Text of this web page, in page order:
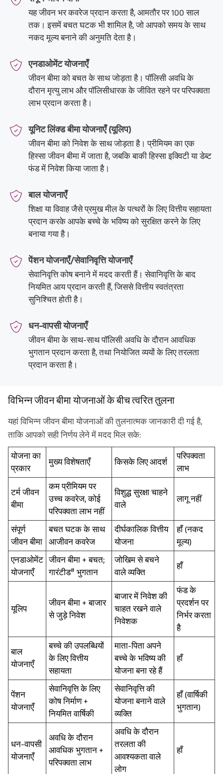
यह जीवन भर कवरेज प्रदान करता है, आमतौर पर 100 साल
तक। इसमें बचत घटक भी शामिल है, जो आपको समय के साथ
नकद मूल्य बनाने की अनुमति देता है।
एनडाओमेंट योजनाएँ
जीवन बीमा को बचत के साथ जोड़ता है। पॉलिसी अवधि के
दौरान मृत्यु लाभ और पॉलिसीधारक के जीवित रहने पर परिपक्वता
लाभ प्रदान करता है।
यूनिट लिंक्ड बीमा योजनाएँ (यूलिप)
जीवन बीमा को निवेश के साथ जोड़ता है। प्रीमियम का एक
हिस्सा जीवन बीमा में जाता है, जबकि बाकी हिस्सा इक्विटी या डेब्ट
फंड में निवेश किया जाता है।
बाल योजनाएँ
शिक्षा या विवाह जैसे प्रमुख मील के पत्थरों के लिए वित्तीय सहायता
प्रदान करके आपके बच्चे के भविष्य को सुरक्षित करने के लिए
बनाया गया है।
पेंशन योजनाएँ/सेवानिवृत्ति योजनाएँ
सेवानिवृत्ति कोष बनाने में मदद करती हैं। सेवानिवृत्ति के बाद
नियमित आय प्रदान करती हैं, जिससे वित्तीय स्वतंत्रता
सुनिश्चित होती है।
धन-वापसी योजनाएँ
जीवन बीमा के साथ-साथ पॉलिसी अवधि के दौरान आवधिक
भुगतान प्रदान करता है, तथा नियोजित व्ययों के लिए तरलता
प्रदान करता है।
विभिन्न जीवन बीमा योजनाओं के बीच त्वरित तुलना
यहां विभिन्न जीवन बीमा योजनाओं की तुलनात्मक जानकारी दी गई है,
ताकि आपको सही निर्णय लेने में मदद मिल सके:
योजना का
प्रकार
मुख्य विशेषताएँ किसके लिए आदर्श
परिपक्वता
लाभ
टर्म जीवन
बीमा
कम प्रीमियम पर
उच्च कवरेज, कोई
परिपक्वता लाभ नहीं
विशुद्ध सुरक्षा चाहने
वाले
लागू नहीं
संपूर्ण
जीवन बीमा
बचत घटक के साथ
आजीवन कवरेज
दीर्घकालिक वित्तीय
योजना
हाँ (नकद
मूल्य)
एनडाओमेंट
योजनाएँ
जीवन बीमा + बचत;
गारंटीड# भुगतान
जोखिम से बचने
वाले व्यक्ति
हाँ
यूलिप
जीवन बीमा + बाजार
से जुड़े निवेश
बाजार में निवेश की
चाहत रखने वाले
निवेशक
फंड के
प्रदर्शन पर
निर्भर करता
है
बाल
योजनाएँ
बच्चे की उपलब्धियों
के लिए वित्तीय
सहायता
माता-पिता अपने
बच्चे के भविष्य की
योजना बना रहे हैं
हाँ
पेंशन
योजनाएँ
सेवानिवृत्ति के लिए
कोष निर्माण +
नियमित वार्षिकी
सेवानिवृत्ति की
योजना बनाने वाले
व्यक्ति
हाँ (वार्षिकी
भुगतान)
धन-वापसी
योजनाएँ
अवधि के दौरान
आवधिक भुगतान +
परिपक्वता लाभ
अवधि के दौरान
तरलता की
आवश्यकता वाले
लोग
हाँ